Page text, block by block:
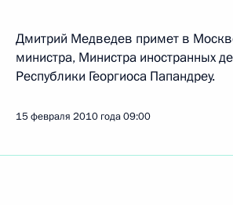
Дмитрий Медведев примет в
министра, Министра иностранных
Республики Георгиоса Папандреу.
15 февраля 2010 года09:00